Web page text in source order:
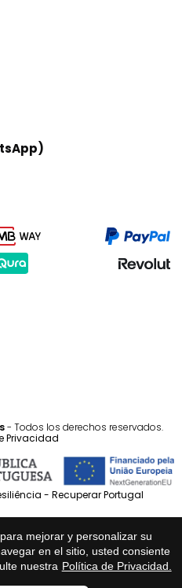
mejorar y personalizar su
en el sitio, usted consiente
nuestra Política de Privacidad.
- Todos los derechos reservados.
Privacidad
- Recuperar Portugal
Español